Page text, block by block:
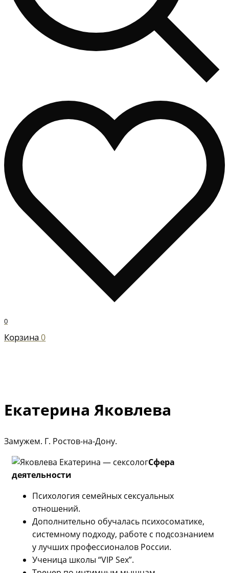
0
Корзина 0
Екатерина Яковлева
Замужем. Г. Ростов-на-Дону.
Сфера
деятельности
Психология семейных сексуальных
отношений.
Дополнительно обучалась психосоматике,
системному подходу, работе с подсознанием
у лучших профессионалов России.
Ученица школы “VIP Sex”.